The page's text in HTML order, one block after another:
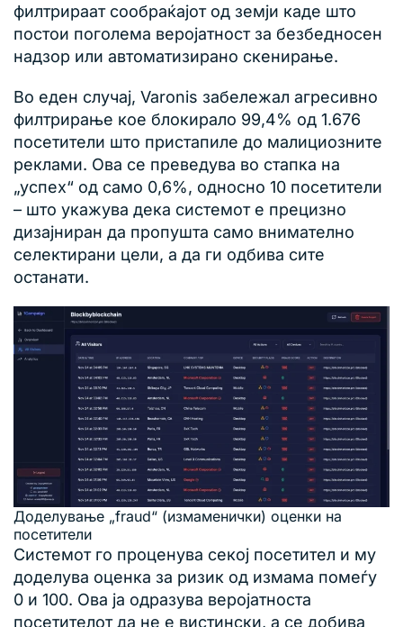
филтрираат сообраќајот од земји каде што
постои поголема веројатност за безбедносен
надзор или автоматизирано скенирање.
Во еден случај, Varonis забележал агресивно
филтрирање кое блокирало 99,4% од 1.676
посетители што пристапиле до малициозните
реклами. Ова се преведува во стапка на
„успех“ од само 0,6%, односно 10 посетители
– што укажува дека системот е прецизно
дизајниран да пропушта само внимателно
селектирани цели, а да ги одбива сите
останати.
Доделување „fraud“ (измаменички) оценки на
посетители
Системот го проценува секој посетител и му
доделува оценка за ризик од измама помеѓу
0 и 100. Ова ја одразува веројатноста
посетителот да не е вистински, а се добива